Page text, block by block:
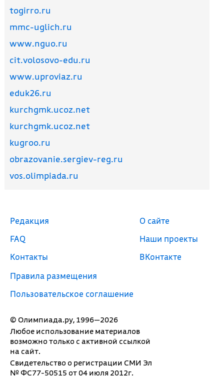
togirro.ru
mmc-uglich.ru
www.nguo.ru
cit.volosovo-edu.ru
www.uproviaz.ru
eduk26.ru
kurchgmk.ucoz.net
kurchgmk.ucoz.net
kugroo.ru
obrazovanie.sergiev-reg.ru
vos.olimpiada.ru
© Олимпиада.ру, 1996—2026
Любое использование материалов
возможно только с активной ссылкой
на сайт.
Свидетельство о регистрации СМИ Эл
№ ФС77-50515 от 04 июля 2012г.
Редакция
FAQ
Контакты
Правила размещения
Пользовательское соглашение
О сайте
Наши проекты
ВКонтакте